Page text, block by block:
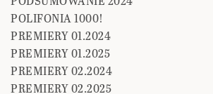
POLIFONIA 1000!
PREMIERY 01.2024
PREMIERY 01.2025
PREMIERY 02.2024
PREMIERY 02.2025